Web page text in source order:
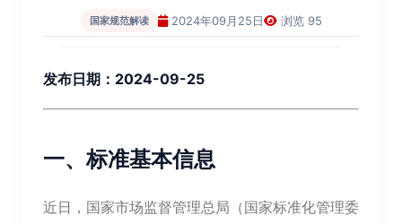
国家规范解读 2024年09月25日 浏览 95
发布日期：2024-09-25
一、标准基本信息
近日，国家市场监督管理总局（国家标准化管理委